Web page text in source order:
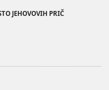
JEHOVOVIH PRIČ